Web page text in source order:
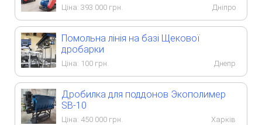
Ціна: 393 000 грн. Дніпро
Помольна лінія на базі Щекової
дробарки
Ціна: 100 грн. Днепр
Дробилка для поддонов Экополимер
SB-10
Ціна: 450 000 грн. Харків